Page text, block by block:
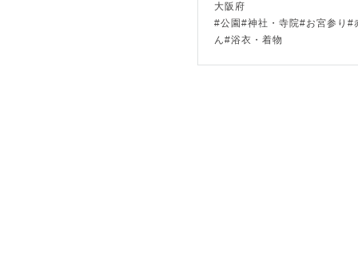
夕陽撮影
大阪府
#公園#神社・寺院#お宮参り#
ん#浴衣・着物